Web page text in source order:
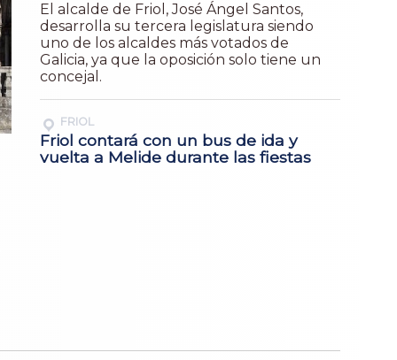
El alcalde de Friol, José Ángel Santos,
desarrolla su tercera legislatura siendo
uno de los alcaldes más votados de
Galicia, ya que la oposición solo tiene un
concejal.
FRIOL
Friol contará con un bus de ida y
vuelta a Melide durante las fiestas